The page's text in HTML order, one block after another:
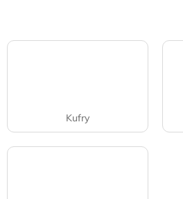
Kufry